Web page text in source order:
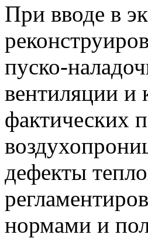
При вводе в
пуско-
вентиляции и
фактических
дефекты
нормами и